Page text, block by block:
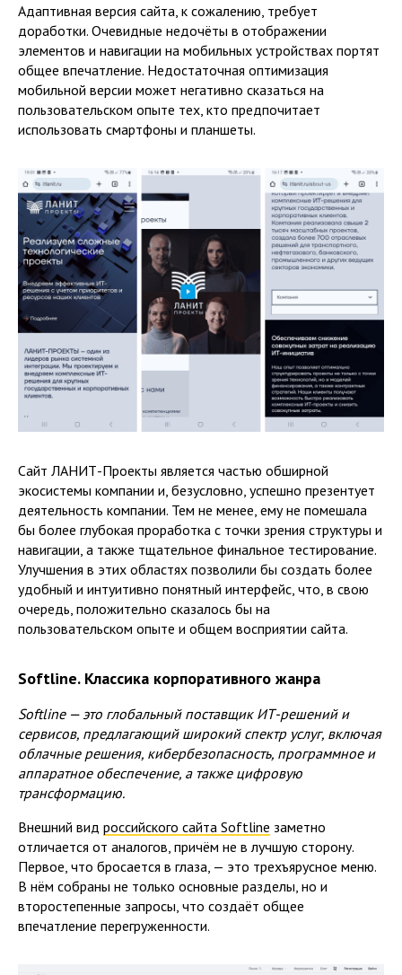
Адаптивная версия сайта, к сожалению, требует
доработки. Очевидные недочёты в отображении
элементов и навигации на мобильных устройствах портят
общее впечатление. Недостаточная оптимизация
мобильной версии может негативно сказаться на
пользовательском опыте тех, кто предпочитает
использовать смартфоны и планшеты.
Сайт ЛАНИТ-Проекты является частью обширной
экосистемы компании и, безусловно, успешно презентует
деятельность компании. Тем не менее, ему не помешала
бы более глубокая проработка с точки зрения структуры и
навигации, а также тщательное финальное тестирование.
Улучшения в этих областях позволили бы создать более
удобный и интуитивно понятный интерфейс, что, в свою
очередь, положительно сказалось бы на
пользовательском опыте и общем восприятии сайта.
Softline. Классика корпоративного жанра
Softline — это глобальный поставщик ИТ-решений и
сервисов, предлагающий широкий спектр услуг, включая
облачные решения, кибербезопасность, программное и
аппаратное обеспечение, а также цифровую
трансформацию.
Внешний вид российского сайта Softline заметно
отличается от аналогов, причём не в лучшую сторону.
Первое, что бросается в глаза, — это трехъярусное меню.
В нём собраны не только основные разделы, но и
второстепенные запросы, что создаёт общее
впечатление перегруженности.